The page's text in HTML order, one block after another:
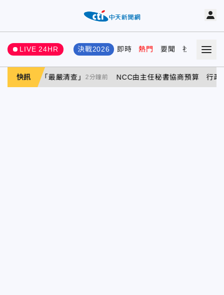
LIVE 24HR 決戰2026 即時 熱門 要聞 社會 娛樂
快訊
「最嚴清查」2分鐘前 NCC由主任秘書協商預算 行政院：因委